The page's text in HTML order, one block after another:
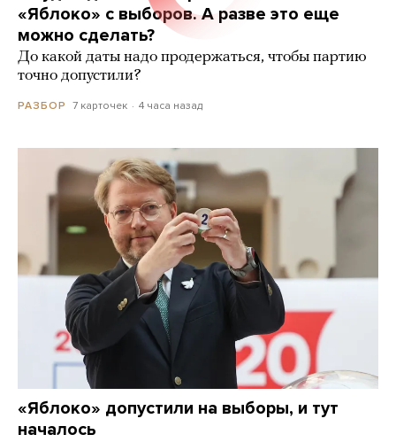
«Яблоко» с выборов. А разве это еще
можно сделать?
До какой даты надо продержаться, чтобы партию
точно допустили?
РАЗБОР 7 карточек 4 часа назад
«Яблоко» допустили на выборы, и тут
началось